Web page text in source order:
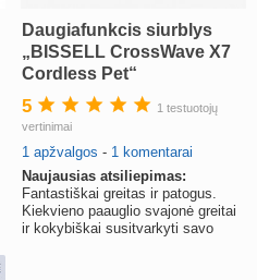
Daugiafunkcis siurblys
„BISSELL CrossWave X7
Cordless Pet“
5
1 testuotojų
vertinimai
1 apžvalgos - 1 komentarai
Naujausias atsiliepimas:
Fantastiškai greitas ir patogus.
Kiekvieno paauglio svajonė greitai
ir kokybiškai susitvarkyti savo